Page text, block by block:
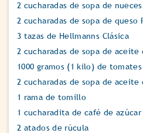
2 cucharadas de sopa de
2 cucharadas de sopa de queso
3 tazas de Hellmanns Clásica
2 cucharadas de sopa de aceite
1000 gramos (1 kilo) de
2 cucharadas de sopa de aceite
1 rama de tomillo
1 cucharadita de café de azúcar
2 atados de rúcula